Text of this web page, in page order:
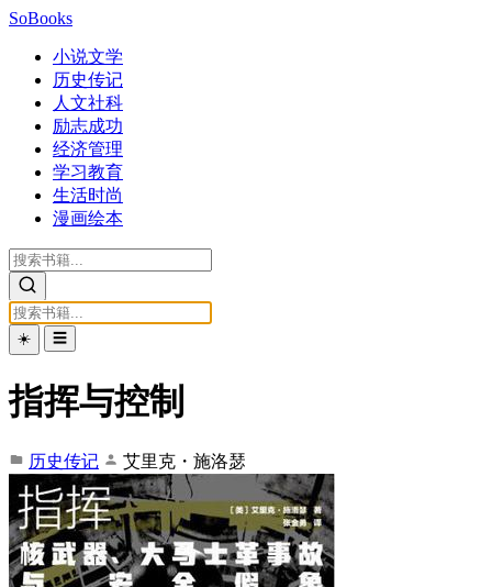
SoBooks
小说文学
历史传记
人文社科
励志成功
经济管理
学习教育
生活时尚
漫画绘本
☀️ ☰
指挥与控制
历史传记 艾里克・施洛瑟